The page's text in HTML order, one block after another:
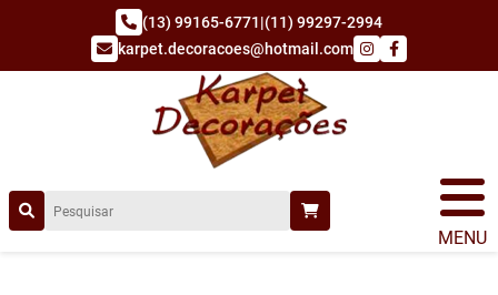
(13) 99165-6771|(11) 99297-2994
karpet.decoracoes@hotmail.com
MENU